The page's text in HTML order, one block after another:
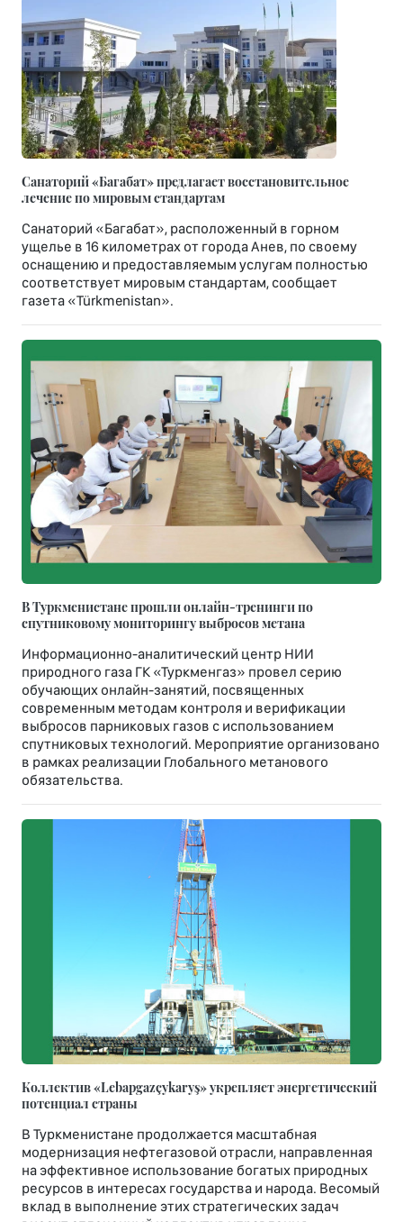
Санаторий «Багабат» предлагает восстановительное
лечение по мировым стандартам
Санаторий «Багабат», расположенный в горном
ущелье в 16 километрах от города Анев, по своему
оснащению и предоставляемым услугам полностью
соответствует мировым стандартам, сообщает
газета «Türkmenistan».
В Туркменистане прошли онлайн-тренинги по
спутниковому мониторингу выбросов метана
Информационно-аналитический центр НИИ
природного газа ГК «Туркменгаз» провел серию
обучающих онлайн-занятий, посвященных
современным методам контроля и верификации
выбросов парниковых газов с использованием
спутниковых технологий. Мероприятие организовано
в рамках реализации Глобального метанового
обязательства.
Коллектив «Lebapgazçykaryş» укрепляет энергетический
потенциал страны
В Туркменистане продолжается масштабная
модернизация нефтегазовой отрасли, направленная
на эффективное использование богатых природных
ресурсов в интересах государства и народа. Весомый
вклад в выполнение этих стратегических задач